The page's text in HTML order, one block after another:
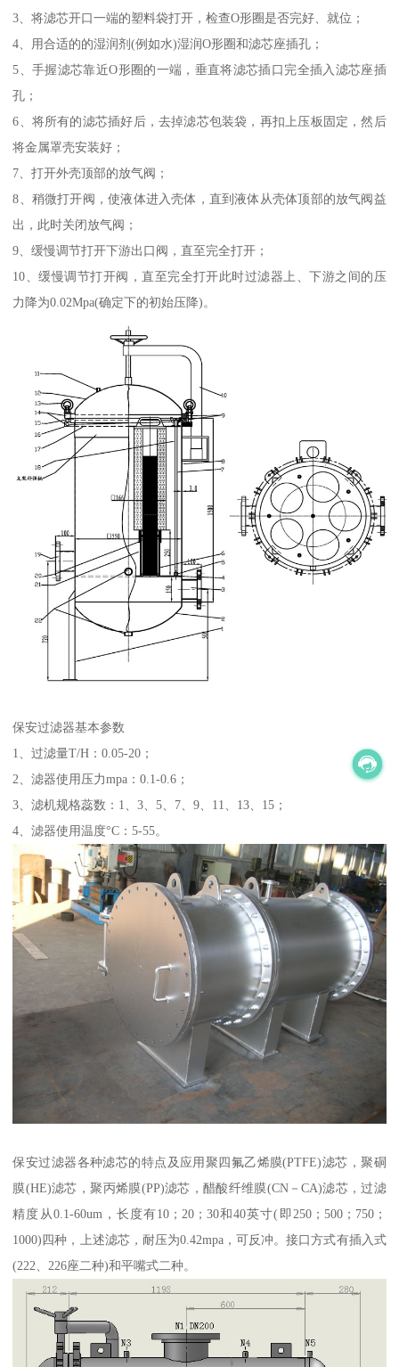
3、将滤芯开口一端的塑料袋打开，检查O形圈是否完好、就位；
4、用合适的的湿润剂(例如水)湿润O形圈和滤芯座插孔；
5、手握滤芯靠近O形圈的一端，垂直将滤芯插口完全插入滤芯座插
孔；
6、将所有的滤芯插好后，去掉滤芯包装袋，再扣上压板固定，然后
将金属罩壳安装好；
7、打开外壳顶部的放气阀；
8、稍微打开阀，使液体进入壳体，直到液体从壳体顶部的放气阀益
出，此时关闭放气阀；
9、缓慢调节打开下游出口阀，直至完全打开；
10、缓慢调节打开阀，直至完全打开此时过滤器上、下游之间的压
力降为0.02Mpa(确定下的初始压降)。
保安过滤器基本参数
1、过滤量T/H：0.05-20；
2、滤器使用压力mpa：0.1-0.6；
3、滤机规格蕊数：1、3、5、7、9、11、13、15；
4、滤器使用温度°C：5-55。
保安过滤器各种滤芯的特点及应用聚四氟乙烯膜(PTFE)滤芯，聚硐
膜(HE)滤芯，聚丙烯膜(PP)滤芯，醋酸纤维膜(CN－CA)滤芯，过滤
精度从0.1-60um，长度有10；20；30和40英寸(即250；500；750；
1000)四种，上述滤芯，耐压为0.42mpa，可反冲。接口方式有插入式
(222、226座二种)和平嘴式二种。